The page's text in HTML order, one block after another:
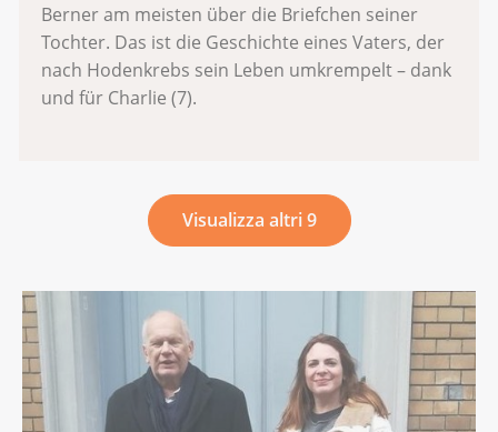
Berner am meisten über die Briefchen seiner
Tochter. Das ist die Geschichte eines Vaters, der
nach Hodenkrebs sein Leben umkrempelt – dank
und für Charlie (7).
Visualizza altri 9